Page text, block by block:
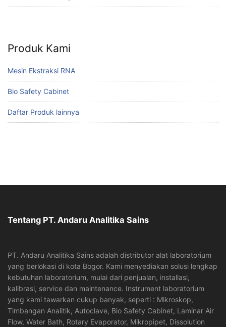
Produk Kami
Mesin Ekstraksi RNA
Bio Safety Cabinet
Daftar Produk lainnya
Tentang PT. Andaru Analitika Sains
PT. Andaru Analitika Sains adalah distributor alat laboratorium
yang berlokasi di kota Bogor. Kami menyediakan solusi lengkap
kebutuhan laboratorium, mulai dari penjualan, installasi,
kalibrasi, service dan maintenance. Instrument laboratorium
yang kami tawarkan cukup banyak, seperti : Mikroskop,
Timbangan Analitik, Autoclave, Bio Safety Cabinet, Laminar Air
Flow, Water Bath, Rotary Evaporator, Mikropipet, Dissolution